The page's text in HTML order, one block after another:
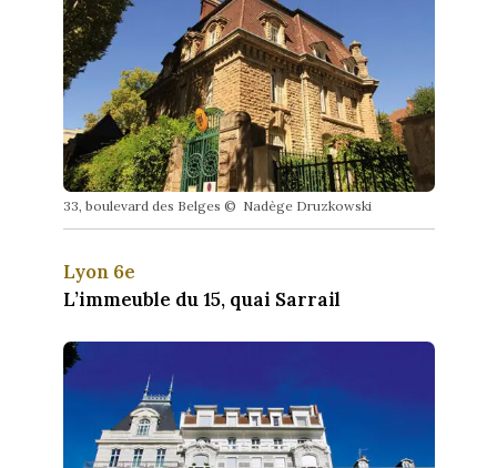
33, boulevard des Belges © Nadège Druzkowski
Lyon 6e
L’immeuble du 15, quai Sarrail